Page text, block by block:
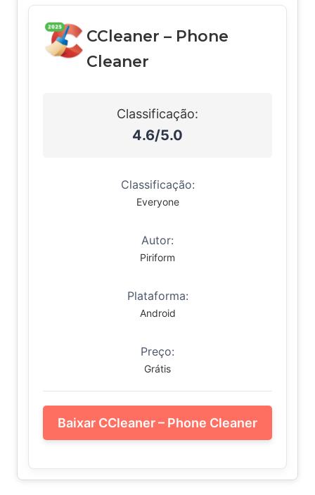
CCleaner – Phone
Cleaner
Classificação:
4.6/5.0
Classificação:
Everyone
Autor:
Piriform
Plataforma:
Android
Preço:
Grátis
Baixar CCleaner – Phone Cleaner